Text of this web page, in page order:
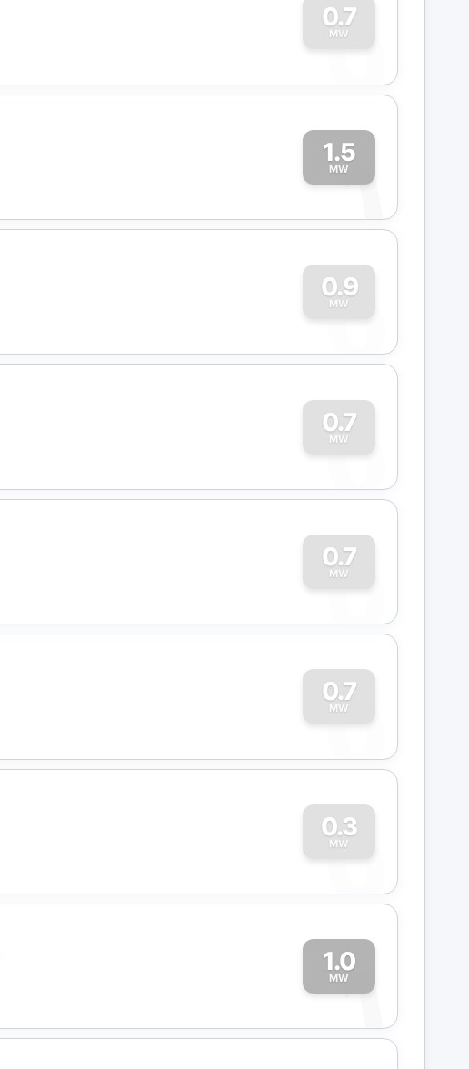
0.7
MW
0
1.5
MW
1
0.9
MW
0
0.7
MW
0
0.7
MW
0
0.7
MW
0
0.3
MW
0
1.0
MW
1